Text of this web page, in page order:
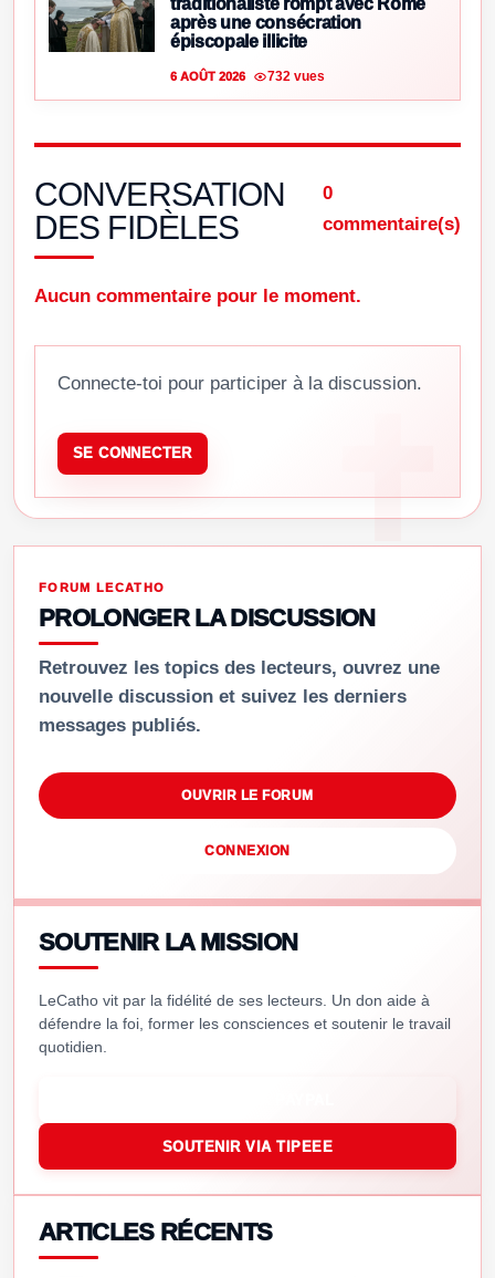
traditionaliste rompt avec Rome
après une consécration
épiscopale illicite
6 AOÛT 2026 732 vues
CONVERSATION
DES FIDÈLES
0
commentaire(s)
Aucun commentaire pour le moment.
Connecte-toi pour participer à la discussion.
SE CONNECTER
FORUM LECATHO
PROLONGER LA DISCUSSION
Retrouvez les topics des lecteurs, ouvrez une
nouvelle discussion et suivez les derniers
messages publiés.
OUVRIR LE FORUM
CONNEXION
SOUTENIR LA MISSION
LeCatho vit par la fidélité de ses lecteurs. Un don aide à
défendre la foi, former les consciences et soutenir le travail
quotidien.
SOUTENIR VIA TIPEEE
ARTICLES RÉCENTS